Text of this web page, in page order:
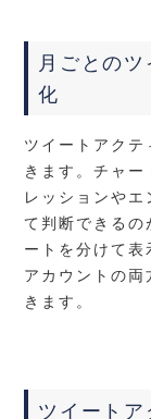
月ごとの
化
ツイートアク
きます。チャ
レッションや
て判断できるの
ートを分けて
アカウントの
きます。
ツイート